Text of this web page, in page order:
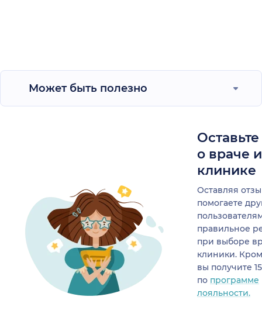
Может быть полезно
о враче
клинике
Оставляя
помогаете
правильное
при выборе
клиники.
вы получите
по программе
лояльности.